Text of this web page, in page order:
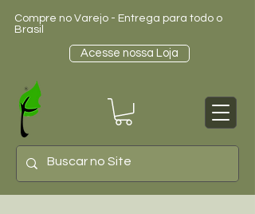
Compre no Varejo - Entrega para todo o
Brasil
Acesse nossa Loja